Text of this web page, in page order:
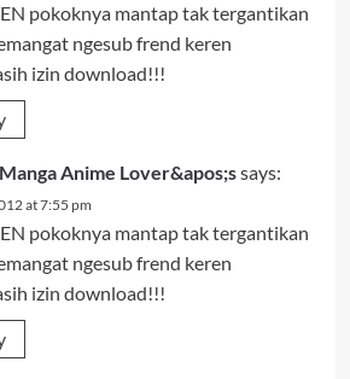
pokoknya mantap tak tergantikan
ngesub frend keren
izin download!!!
Anime Lover&apos;ssays:
at 7:55 pm
pokoknya mantap tak tergantikan
ngesub frend keren
izin download!!!